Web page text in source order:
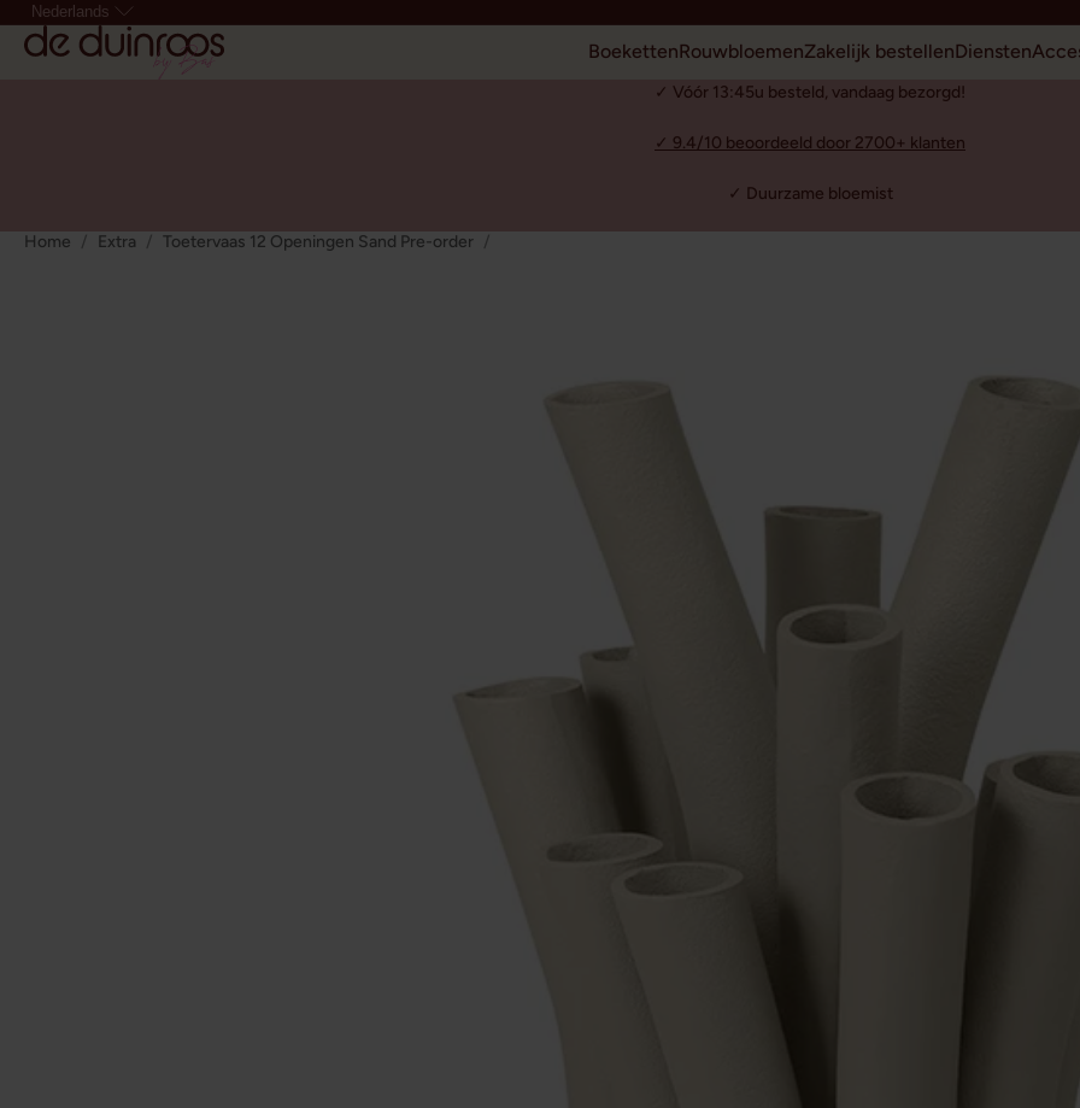
Nederlands
BoekettenRouwbloemenZakelijk bestellenDiensten
✓ Vóór 13:45u besteld, vandaag bezorgd!
✓ 9.4/10 beoordeeld door 2700+ klanten
✓ Duurzame bloemist
Home Extra Toetervaas 12 Openingen Sand Pre-order